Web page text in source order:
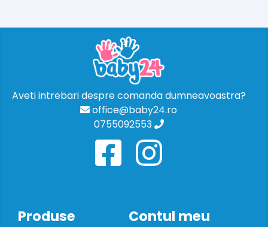
Aveti intrebari despre comanda dumneavoastra?
office@baby24.ro
0755092553
Produse Contul meu